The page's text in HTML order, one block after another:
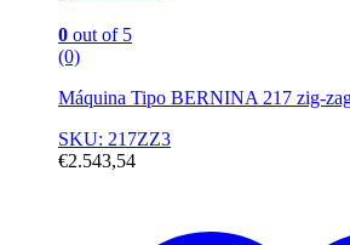
0 out of 5
(0)
Máquina Tipo BERNINA 217 zig-
SKU: 217ZZ3
€2.543,54